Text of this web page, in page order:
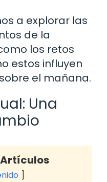
a explorar las
de la
los retos
estos influyen
el mañana.
Una